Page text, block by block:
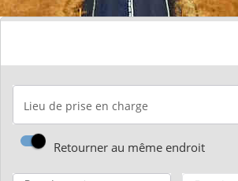
Lieu de prise en charge
Retourner au même endroit